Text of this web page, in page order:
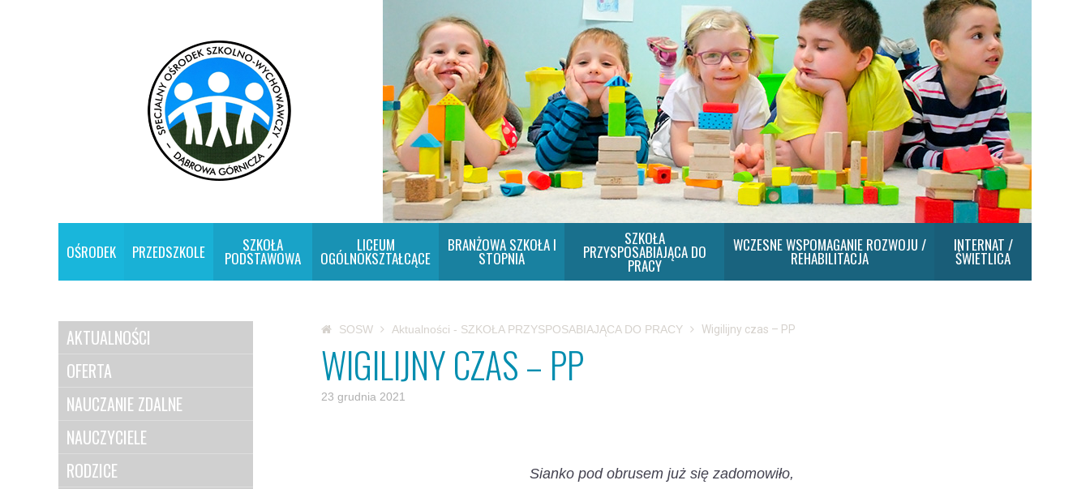
OŚRODEK PRZEDSZKOLE SZKOŁA
PODSTAWOWA
LICEUM
OGÓLNOKSZTAŁCĄCE
BRANŻOWA SZKOŁA I
STOPNIA
SZKOŁA
PRZYSPOSABIAJĄCA DO
PRACY
WCZESNE WSPOMAGANIE ROZWOJU /
REHABILITACJA
INTERNAT /
ŚWIETLICA
AKTUALNOŚCI
OFERTA
NAUCZANIE ZDALNE
NAUCZYCIELE
RODZICE
SOSW Aktualności - SZKOŁA PRZYSPOSABIAJĄCA DO PRACY Wigilijny czas – PP
WIGILIJNY CZAS – PP
23 grudnia 2021
Sianko pod obrusem już się zadomowiło,